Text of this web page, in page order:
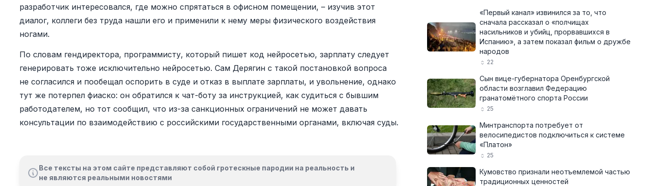
разработчик интересовался, где можно спрятаться в офисном помещении, – изучив этот
диалог, коллеги без труда нашли его и применили к нему меры физического воздействия
ногами.
По словам гендиректора, программисту, который пишет код нейросетью, зарплату следует
генерировать тоже исключительно нейросетью. Сам Дерягин с такой постановкой вопроса
не согласился и пообещал оспорить в суде и отказ в выплате зарплаты, и увольнение, однако
тут же потерпел фиаско: он обратился к чат-боту за инструкцией, как судиться с бывшим
работодателем, но тот сообщил, что из-за санкционных ограничений не может давать
консультации по взаимодействию с российскими государственными органами, включая суды.
Все тексты на этом сайте представляют собой гротескные пародии на реальность и
не являются реальными новостями
«Первый канал» извинился за то, что
сначала рассказал о «полчищах
насильников и убийц, прорвавшихся в
Испанию», а затем показал фильм о дружбе
народов
22
Сын вице-губернатора Оренбургской
области возглавил Федерацию
гранатомётного спорта России
25
Минтранспорта потребует от
велосипедистов подключиться к системе
«Платон»
25
Кумовство признали неотъемлемой частью
традиционных ценностей